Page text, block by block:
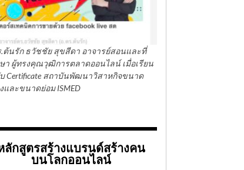
.ต้นรัก ธวัชชัย สุขสีดา อาจารย์สอนและที่
า ผู้ทรงคุณวุฒิการตลาดออนไลน์ เมื่อเรียน
Certificate สถาบันพัฒนาวิสาหกิจขนาด
และขนาดย่อม ISMED
ลักสูตรสร้างแบรนด์สร้างคน
บนโลกออนไลน์